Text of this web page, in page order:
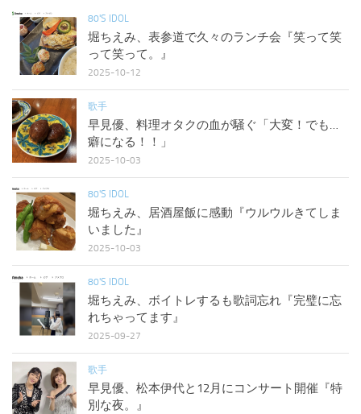
80'S IDOL
堀ちえみ、表参道で久々のランチ会『笑って笑
って笑って。』
2025-10-12
歌手
早見優、料理オタクの血が騒ぐ「大変！でも…
癖になる！！」
2025-10-03
80'S IDOL
堀ちえみ、居酒屋飯に感動『ウルウルきてしま
いました』
2025-10-03
80'S IDOL
堀ちえみ、ボイトレするも歌詞忘れ『完璧に忘
れちゃってます』
2025-09-27
歌手
早見優、松本伊代と12月にコンサート開催『特
別な夜。』